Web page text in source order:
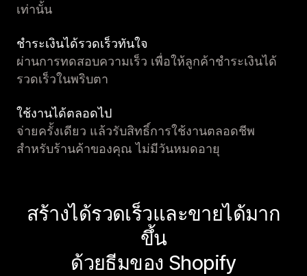
เท่านั้น
ชำระเงินได้รวดเร็วทันใจ
ผ่านการทดสอบความเร็ว เพื่อให้ลูกค้าชำระเงินได้
รวดเร็วในพริบตา
ใช้งานได้ตลอดไป
จ่ายครั้งเดียว แล้วรับสิทธิ์การใช้งานตลอดชีพ
สำหรับร้านค้าของคุณ ไม่มีวันหมดอายุ
สร้างได้รวดเร็วและขายได้มาก
ขึ้น
ด้วยธีมของ Shopify